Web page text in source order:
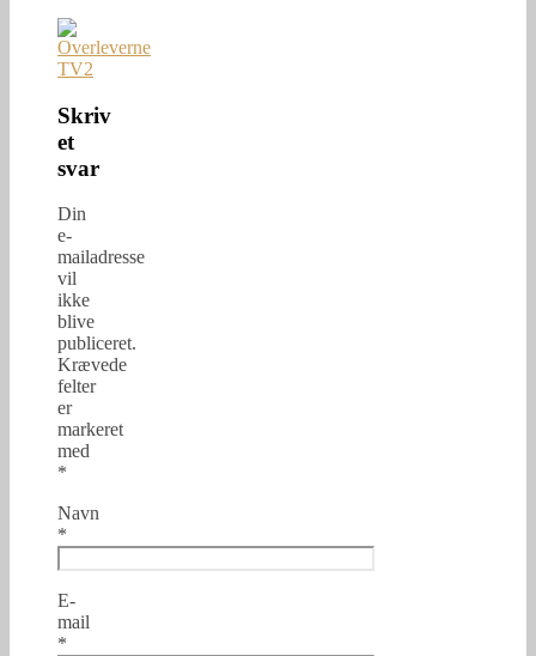
Skriv
et
svar
Din
e-
mailadresse
vil
ikke
blive
publiceret.
Krævede
felter
er
markeret
med
*
Navn
*
E-
mail
*